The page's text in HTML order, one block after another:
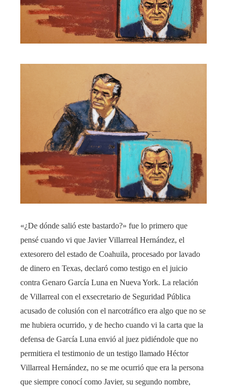
«¿De dónde salió este bastardo?» fue lo primero que
pensé cuando vi que Javier Villarreal Hernández, el
extesorero del estado de Coahuila, procesado por lavado
de dinero en Texas, declaró como testigo en el juicio
contra Genaro García Luna en Nueva York. La relación
de Villarreal con el exsecretario de Seguridad Pública
acusado de colusión con el narcotráfico era algo que no se
me hubiera ocurrido, y de hecho cuando vi la carta que la
defensa de García Luna envió al juez pidiéndole que no
permitiera el testimonio de un testigo llamado Héctor
Villarreal Hernández, no se me ocurrió que era la persona
que siempre conocí como Javier, su segundo nombre,